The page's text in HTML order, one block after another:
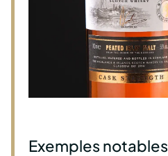
Exemples notables